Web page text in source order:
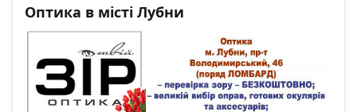
Оптика в місті Лубни